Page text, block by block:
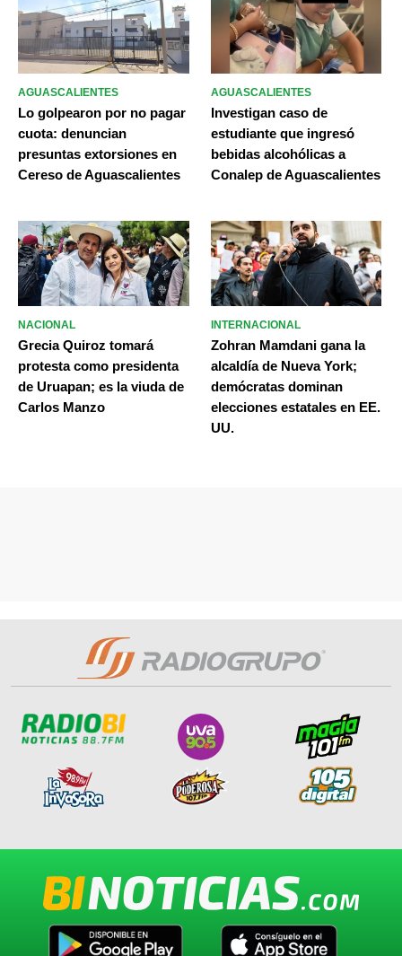
AGUASCALIENTES
Lo golpearon por no pagar
cuota: denuncian
presuntas extorsiones en
Cereso de Aguascalientes
AGUASCALIENTES
Investigan caso de
estudiante que ingresó
bebidas alcohólicas a
Conalep de Aguascalientes
NACIONAL
Grecia Quiroz tomará
protesta como presidenta
de Uruapan; es la viuda de
Carlos Manzo
INTERNACIONAL
Zohran Mamdani gana la
alcaldía de Nueva York;
demócratas dominan
elecciones estatales en EE.
UU.